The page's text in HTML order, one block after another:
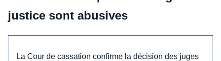
justice sont abusives
La Cour de cassation confirme la décision des juges